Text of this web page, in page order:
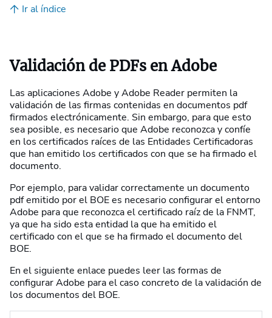
Ir al índice
Validación de PDFs en Adobe
Las aplicaciones Adobe y Adobe Reader permiten la
validación de las firmas contenidas en documentos pdf
firmados electrónicamente. Sin embargo, para que esto
sea posible, es necesario que Adobe reconozca y confíe
en los certificados raíces de las Entidades Certificadoras
que han emitido los certificados con que se ha firmado el
documento.
Por ejemplo, para validar correctamente un documento
pdf emitido por el BOE es necesario configurar el entorno
Adobe para que reconozca el certificado raíz de la FNMT,
ya que ha sido esta entidad la que ha emitido el
certificado con el que se ha firmado el documento del
BOE.
En el siguiente enlace puedes leer las formas de
configurar Adobe para el caso concreto de la validación de
los documentos del BOE.